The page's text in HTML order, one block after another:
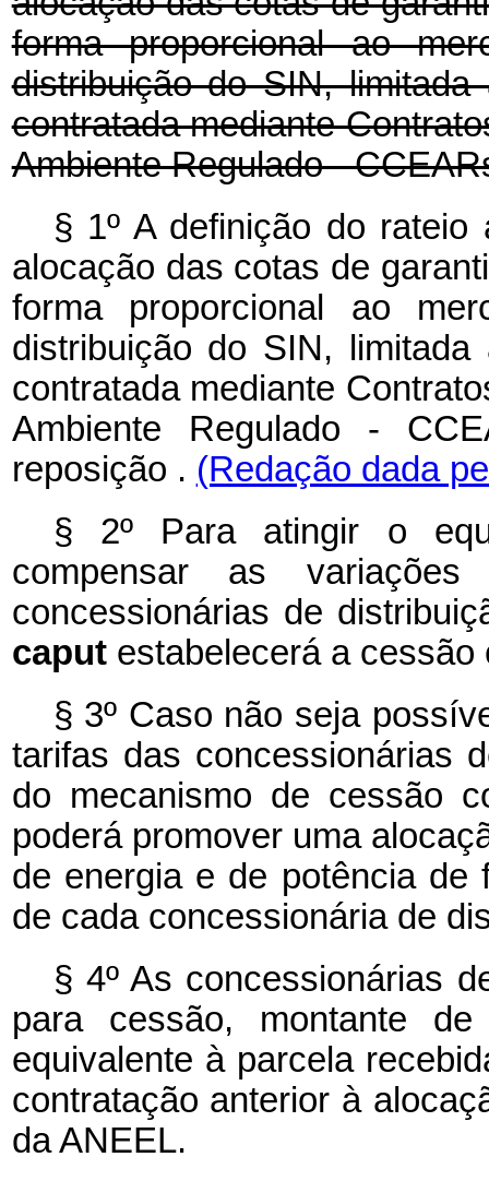
forma proporcional ao
distribuição do SIN,
contratada mediante
Ambiente Regulado -
§ 1º A definição do
alocação das cotas de
forma proporcional ao
distribuição do SIN,
contratada mediante
Ambiente Regulado -
reposição . (Redação dada
§ 2º Para atingir o
compensar as
concessionárias de
caput estabelecerá a
§ 3º Caso não seja
tarifas das concessionárias
do mecanismo de cessão
poderá promover uma
de energia e de potência de
de cada concessionária de
§ 4º As concessionárias
para cessão, montante
equivalente à parcela
contratação anterior à
da ANEEL.